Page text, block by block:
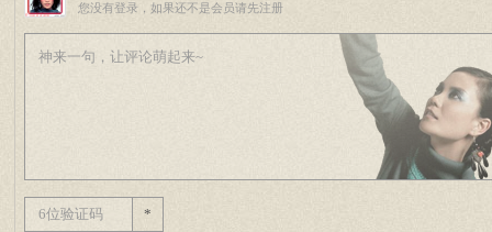
您没有登录，如果还不是会员请先注册
*